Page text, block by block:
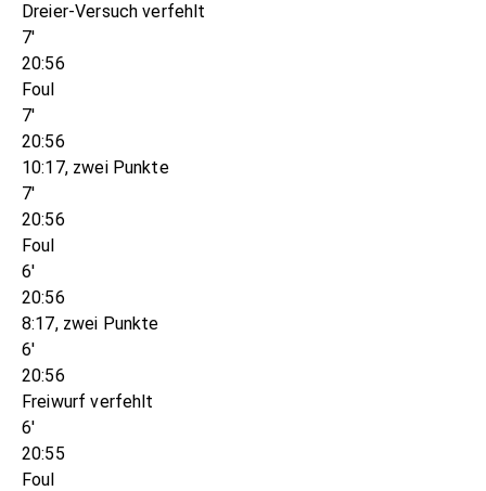
Dreier-Versuch verfehlt
7'
20:56
Foul
7'
20:56
10:17, zwei Punkte
7'
20:56
Foul
6'
20:56
8:17, zwei Punkte
6'
20:56
Freiwurf verfehlt
6'
20:55
Foul